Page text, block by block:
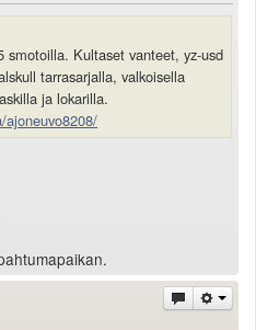
smotoilla. Kultaset vanteet, yz-usd
tarrasarjalla, valkoisella
ja lokarilla.